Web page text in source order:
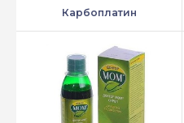
Карбоплатин